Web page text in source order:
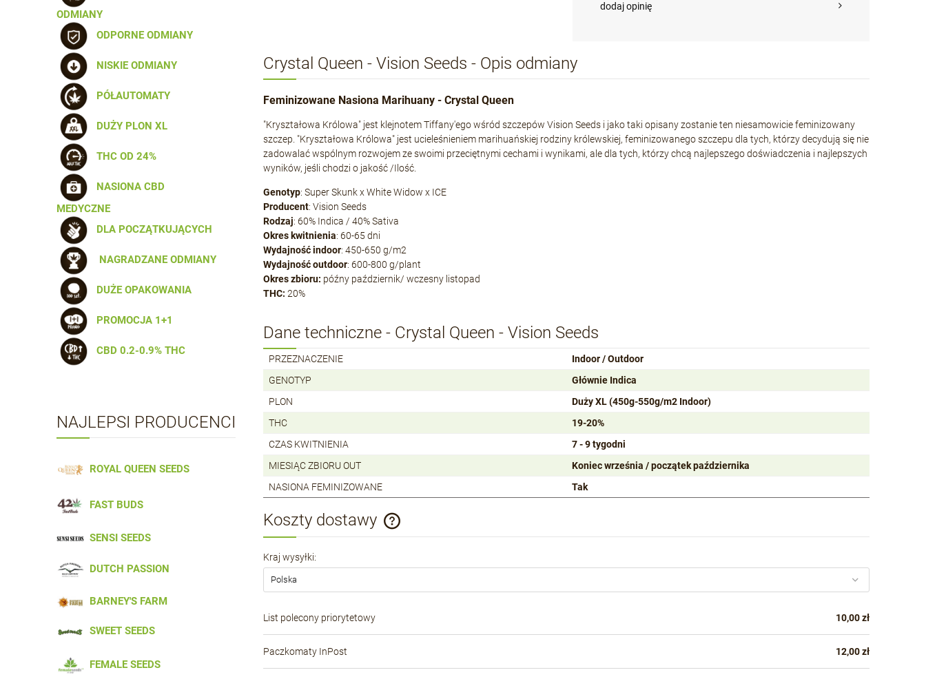
ODMIANY
ODPORNE ODMIANY
NISKIE ODMIANY
PÓŁAUTOMATY
DUŻY PLON XL
THC OD 24%
NASIONA CBD
MEDYCZNE
DLA POCZĄTKUJĄCYCH
NAGRADZANE ODMIANY
DUŻE OPAKOWANIA
PROMOCJA 1+1
CBD 0.2-0.9% THC
NAJLEPSI PRODUCENCI
ROYAL QUEEN SEEDS
FAST BUDS
SENSI SEEDS
DUTCH PASSION
BARNEY'S FARM
SWEET SEEDS
FEMALE SEEDS
dodaj opinię
Crystal Queen - Vision Seeds - Opis odmiany
Feminizowane Nasiona Marihuany - Crystal Queen
"Kryształowa Królowa" jest klejnotem Tiffany'ego wśród szczepów Vision Seeds i jako taki opisany zostanie ten niesamowicie feminizowany
szczep. "Kryształowa Królowa" jest ucieleśnieniem marihuańskiej rodziny królewskiej, feminizowanego szczepu dla tych, którzy decydują się nie
zadowalać wspólnym rozwojem ze swoimi przeciętnymi cechami i wynikami, ale dla tych, którzy chcą najlepszego doświadczenia i najlepszych
wyników, jeśli chodzi o jakość /Ilość.
Genotyp: Super Skunk x White Widow x ICE
Producent: Vision Seeds
Rodzaj: 60% Indica / 40% Sativa
Okres kwitnienia: 60-65 dni
Wydajnośćindoor: 450-650 g/m2
Wydajność outdoor: 600-800 g/plant
Okres zbioru: późny październik/ wczesny listopad
THC: 20%
Dane techniczne - Crystal Queen - Vision Seeds
PRZEZNACZENIE
Indoor / Outdoor
GENOTYP
Głównie Indica
PLON
Duży XL (450g-550g/m2 Indoor)
THC
19-20%
CZAS KWITNIENIA
7 - 9 tygodni
MIESIĄC ZBIORU OUT
Koniec września / początek października
NASIONA FEMINIZOWANE
Tak
Koszty dostawy
płatności
Kraj wysyłki:
List polecony priorytetowy 10,00 zł
Paczkomaty InPost 12,00 zł